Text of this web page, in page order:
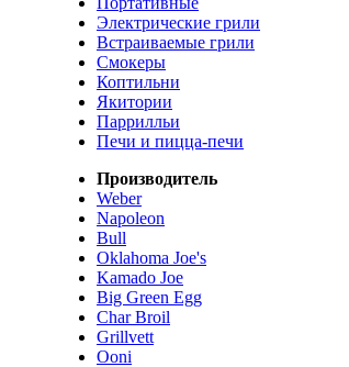
Электрические грили
Встраиваемые грили
Смокеры
Коптильни
Якитории
Паррилльи
Печи и пицца-печи
Производитель
Weber
Napoleon
Bull
Oklahoma Joe's
Kamado Joe
Big Green Egg
Char Broil
Grillvett
Ooni